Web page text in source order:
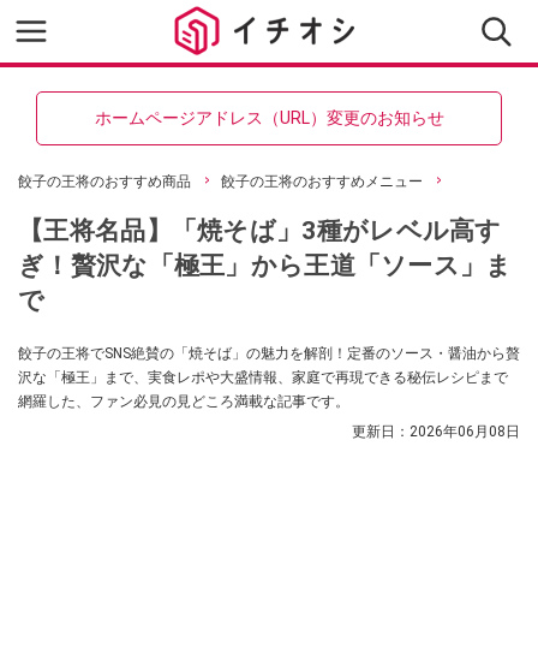
ホームページアドレス（URL）変更のお知らせ
餃子の王将のおすすめ商品 餃子の王将のおすすめメニュー
【王将名品】「焼そば」3種がレベル高す
ぎ！贅沢な「極王」から王道「ソース」ま
で
餃子の王将でSNS絶賛の「焼そば」の魅力を解剖！定番のソース・醤油から贅
沢な「極王」まで、実食レポや大盛情報、家庭で再現できる秘伝レシピまで
網羅した、ファン必見の見どころ満載な記事です。
更新日： 2026年06月08日